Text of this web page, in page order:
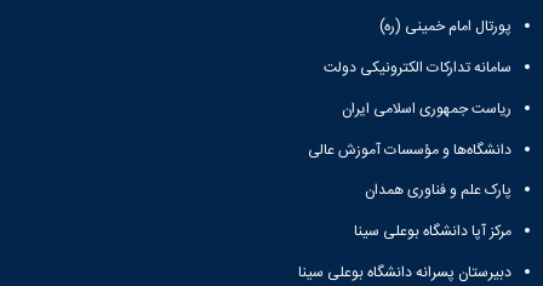
پورتال امام خمینی (ره)
سامانه تدارکات الکترونیکی دولت
ریاست جمهوری اسلامی ایران
دانشگاه‌ها و مؤسسات آموزش عالی
پارک علم و فناوری همدان
مرکز آپا دانشگاه بوعلی سینا
دبیرستان پسرانه دانشگاه بوعلی سینا